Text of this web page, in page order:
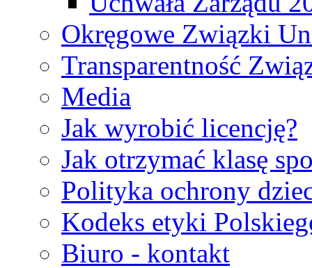
Okręgowe Związki
Transparentność
Media
Jak wyrobić licencję?
Jak otrzymać klasę
Polityka ochrony
Kodeks etyki
Biuro - kontakt